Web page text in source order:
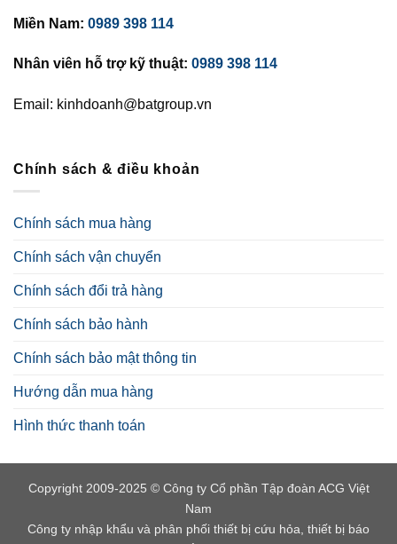
Miền Nam: 0989 398 114
Nhân viên hỗ trợ kỹ thuật: 0989 398 114
Email: kinhdoanh@batgroup.vn
Chính sách & điều khoản
Chính sách mua hàng
Chính sách vận chuyển
Chính sách đổi trả hàng
Chính sách bảo hành
Chính sách bảo mật thông tin
Hướng dẫn mua hàng
Hình thức thanh toán
Copyright 2009-2025 © Công ty Cổ phần Tập đoàn ACG Việt
Nam
Công ty nhập khẩu và phân phối thiết bị cứu hỏa, thiết bị báo